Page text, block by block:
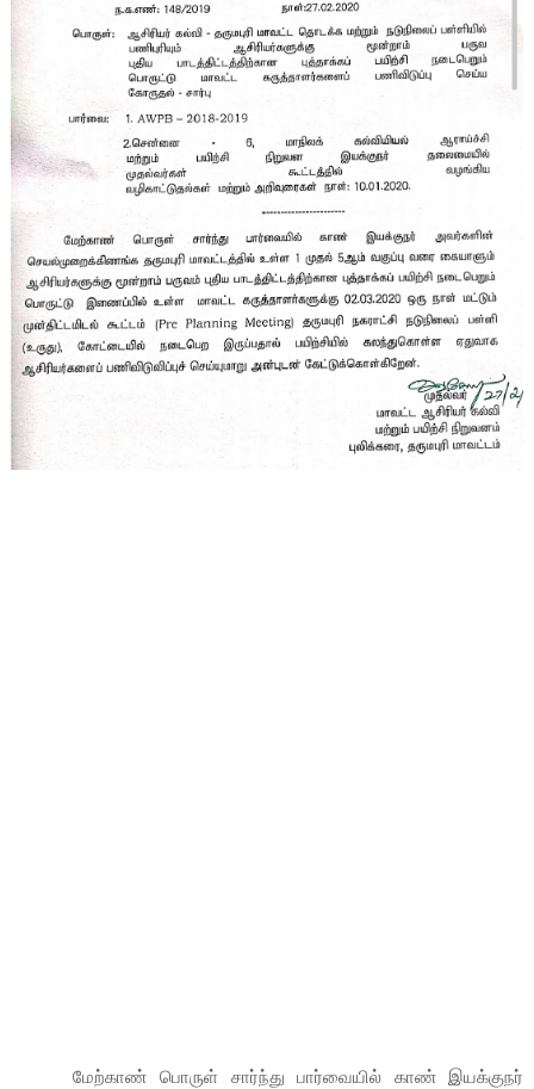
மேற்காண் பொருள் சார்ந்து பார்வையில் காண் இயக்குநர்